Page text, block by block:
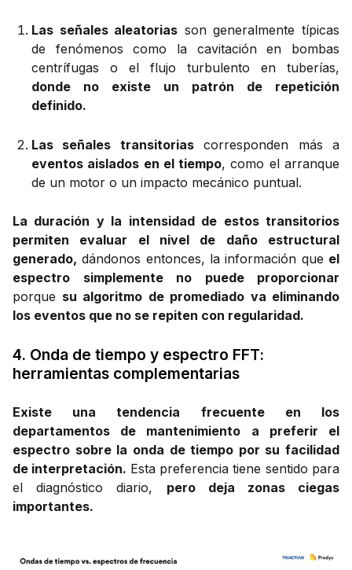
Las señales aleatorias son generalmente típicas
de fenómenos como la cavitación en bombas
centrífugas o el flujo turbulento en tuberías,
donde no existe un patrón de repetición
definido.
Las señales transitoriascorresponden más a
eventos aislados en el tiempo, como el arranque
de un motor o un impacto mecánico puntual.
La duración y la intensidad de estos transitorios
permiten evaluar el nivel de daño estructural
generado, dándonos entonces, la información que el
espectro simplemente no puede proporcionar
porque su algoritmo de promediado va eliminando
los eventos que no se repiten con regularidad.
4. Onda de tiempo y espectro FFT:
herramientas complementarias
Existe una tendencia frecuente en los
departamentos de mantenimiento a preferir el
espectro sobre la onda de tiempo por su facilidad
de interpretación. Esta preferencia tiene sentido para
el diagnóstico diario, pero deja zonas ciegas
importantes.